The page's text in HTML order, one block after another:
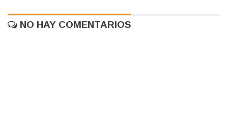
NO HAY COMENTARIOS